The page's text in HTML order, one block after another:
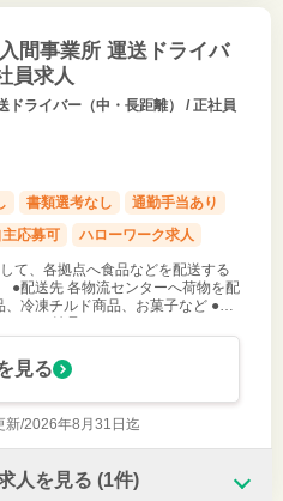
間事業所 運送ドライバ
員求人
ドライバー（中・長距離） / 正社員
書類選考なし
通勤手当あり
応募可 ハローワーク求人
て、各拠点へ食品などを配送する
●配送先 各物流センターへ荷物を配
冷凍チルド商品、お菓子など ●１
見る
新/2026年8月31日迄
人を見る (1件)